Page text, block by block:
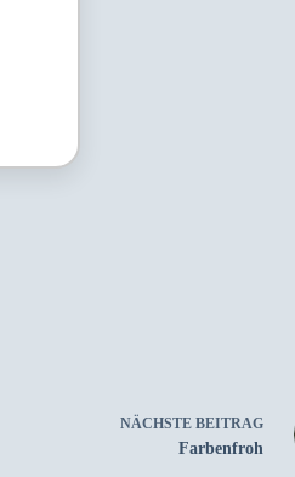
NÄCHSTEBEITRAG
Farbenfroh